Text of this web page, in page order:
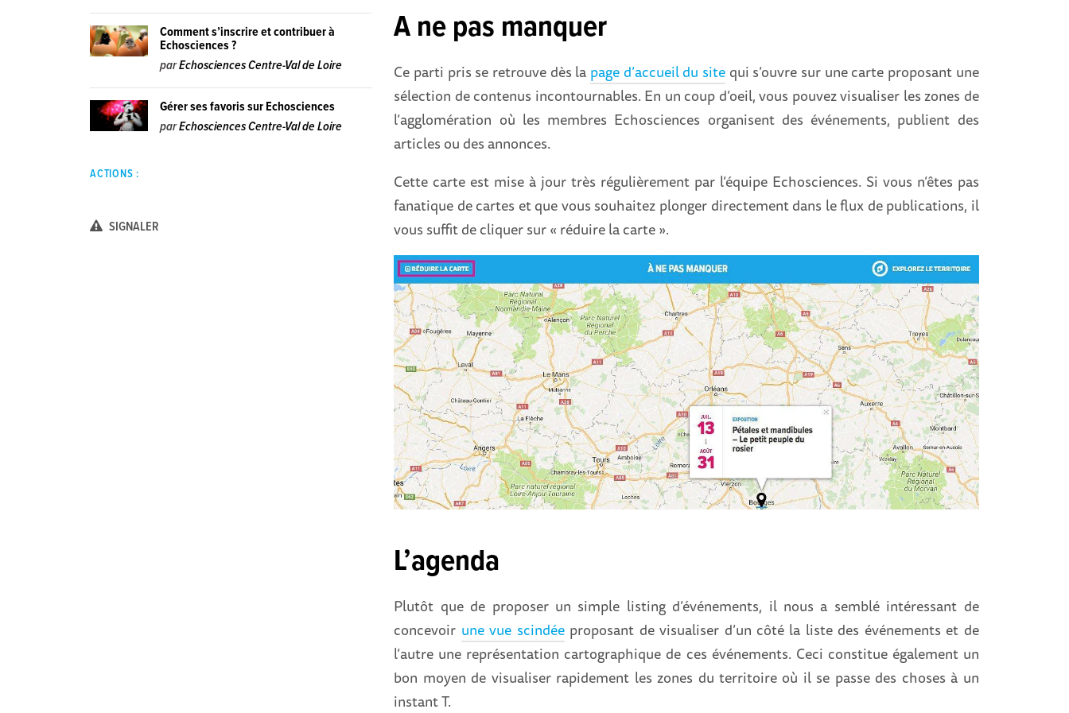
A ne pas manquer
Ce parti pris se retrouve dès la page d’accueil du site qui s’ouvre sur une carte proposant une
sélection de contenus incontournables. En un coup d’oeil, vous pouvez visualiser les zones de
l’agglomération où les membres Echosciences organisent des événements, publient des
articles ou des annonces.
Cette carte est mise à jour très régulièrement par l’équipe Echosciences. Si vous n’êtes pas
fanatique de cartes et que vous souhaitez plonger directement dans le flux de publications, il
vous suffit de cliquer sur « réduire la carte ».
L’agenda
Plutôt que de proposer un simple listing d’événements, il nous a semblé intéressant de
concevoir une vue scindéeproposant de visualiser d’un côté la liste des événements et de
l’autre une représentation cartographique de ces événements. Ceci constitue également un
bon moyen de visualiser rapidement les zones du territoire où il se passe des choses à un
instant T.
Comment s’inscrire et contribuer à
Echosciences ?
parEchosciences Centre-Val de Loire
Gérer ses favoris sur Echosciences
parEchosciences Centre-Val de Loire
ACTIONS :
SIGNALER